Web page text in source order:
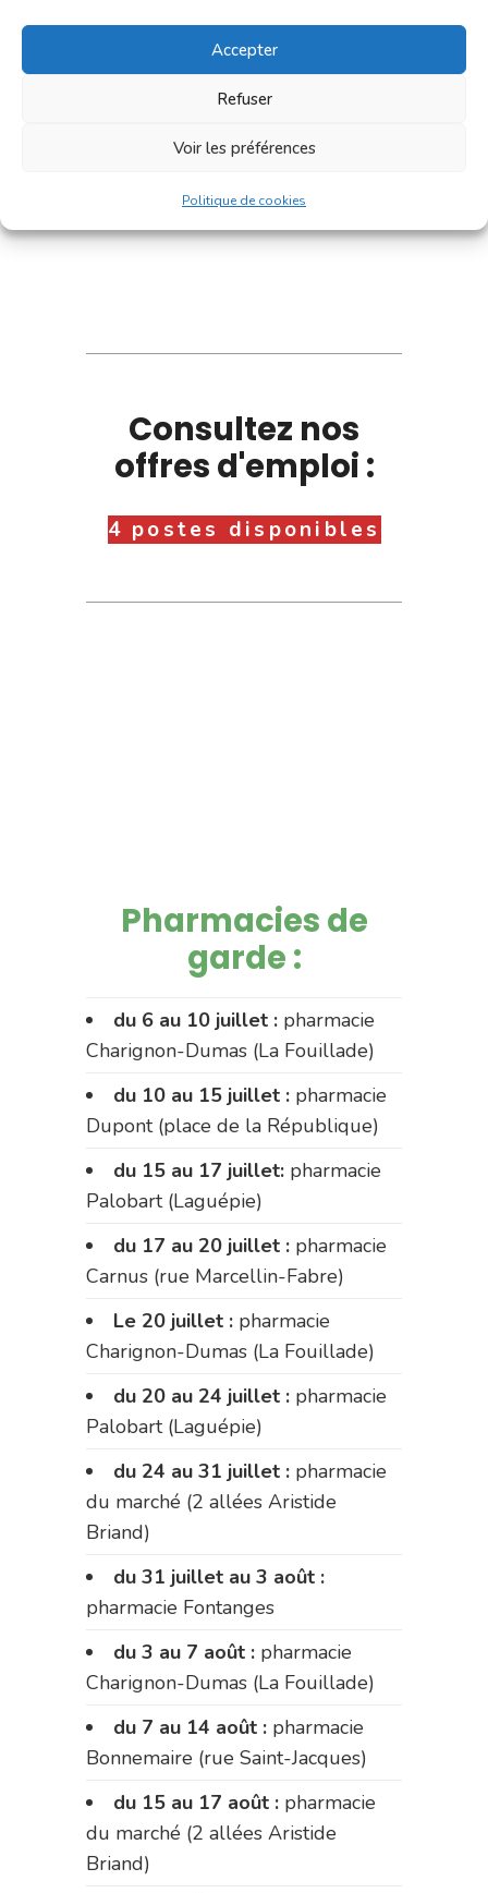
Accepter
Refuser
Voir les préférences
Politique de cookies
Consultez nos
offres d'emploi :
4 postes disponibles
Pharmacies de
garde :
du 6 au 10 juillet : pharmacie
Charignon-Dumas (La Fouillade)
du 10 au 15 juillet : pharmacie
Dupont (place de la République)
du 15 au 17 juillet: pharmacie
Palobart (Laguépie)
du 17 au 20 juillet : pharmacie
Carnus (rue Marcellin-Fabre)
Le 20 juillet : pharmacie
Charignon-Dumas (La Fouillade)
du 20 au 24 juillet : pharmacie
Palobart (Laguépie)
du 24 au 31 juillet : pharmacie
du marché (2 allées Aristide
Briand)
du 31 juillet au 3 août :
pharmacie Fontanges
du 3 au 7 août : pharmacie
Charignon-Dumas (La Fouillade)
du 7 au 14 août : pharmacie
Bonnemaire (rue Saint-Jacques)
du 15 au 17 août : pharmacie
du marché (2 allées Aristide
Briand)